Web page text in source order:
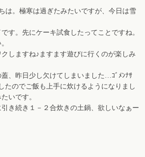
は。極寒は過ぎたみたいですが、今日は雪
す。先にケーキ試食したってことですね。
しますね♪ますます遊びに行くのが楽しみ
、昨日少し欠けてしまいました…ｺﾞﾒﾝﾅｻ
たのでご飯も上手に炊けるようになりまし
いです。
き続き１－２合炊きの土鍋、欲しいなぁー